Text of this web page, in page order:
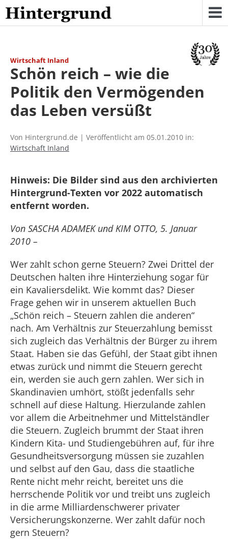
Skip
to
content
Wirtschaft Inland
Schön reich – wie die
Politik den Vermögenden
das Leben versüßt
Von Hintergrund.de | Veröffentlicht am 05.01.2010 in:
Wirtschaft Inland
Hinweis: Die Bilder sind aus den archivierten
Hintergrund-Texten vor 2022 automatisch
entfernt worden.
Von SASCHA ADAMEK und KIM OTTO, 5. Januar
2010 –
Wer zahlt schon gerne Steuern? Zwei Drittel der
Deutschen halten ihre Hinterziehung sogar für
ein Kavaliersdelikt. Wie kommt das? Dieser
Frage gehen wir in unserem aktuellen Buch
„Schön reich – Steuern zahlen die anderen“
nach. Am Verhältnis zur Steuerzahlung bemisst
sich zugleich das Verhältnis der Bürger zu ihrem
Staat. Haben sie das Gefühl, der Staat gibt ihnen
etwas zurück und nimmt die Steuern gerecht
ein, werden sie auch gern zahlen. Wer sich in
Skandinavien umhört, stößt jedenfalls sehr
schnell auf diese Haltung. Hierzulande zahlen
vor allem die Arbeitnehmer und Mittelständler
die Steuern. Zugleich brummt der Staat ihren
Kindern Kita- und Studiengebühren auf, für ihre
Gesundheitsversorgung müssen sie zuzahlen
und selbst auf den Gau, dass die staatliche
Rente nicht mehr reicht, bereitet uns die
herrschende Politik vor und treibt uns zugleich
in die arme Milliardenschwerer privater
Versicherungskonzerne. Wer zahlt dafür noch
gern Steuern?